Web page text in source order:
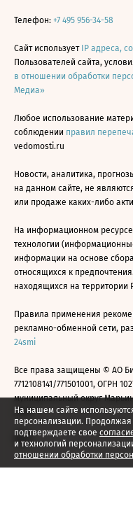
На нашем сайте
персонализации.
подтверждаете свое
и технологий
отношении обработки
Телефон: +7 495 956-34-58
Сайт использует IP адреса,
Пользователей сайта,
в отношении обработки
Медиа»
Любое использование
соблюдении правил
vedomosti.ru
Новости, аналитика,
на данном сайте, не
или продаже каких-либо
На информационном
технологии
информации на основе
относящихся к
находящихся на территории
Правила применения
рекламно-обменной сети,
24smi
Все права защищены © АО
7712108141/771501001, ОГРН
муниципальный округ
2026